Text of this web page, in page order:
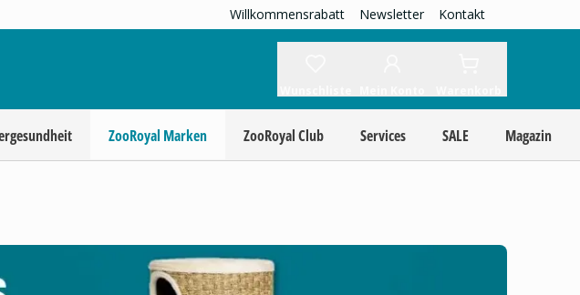
Willkommensrabatt Newsletter Kontakt
ZooRoyal Marken ZooRoyal Club Services SALE Magazin